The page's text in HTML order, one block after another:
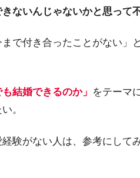
ないんじゃないかと思って
で付き合ったことがない」
結婚できるのか」 をテーマに
。
験がない人は、参考にして